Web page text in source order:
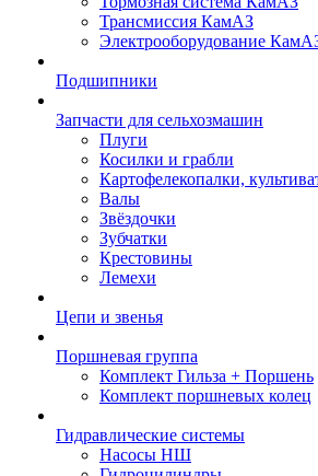
Трансмиссия КамАЗ
Электрооборудование
Подшипники
Запчасти для сельхозмашин
Плуги
Косилки и грабли
Картофелекопалки,
Валы
Звёздочки
Зубчатки
Крестовины
Лемехи
Цепи и звенья
Поршневая группа
Комплект Гильза + Поршень
Комплект поршневых колец
Гидравлические системы
Насосы НШ